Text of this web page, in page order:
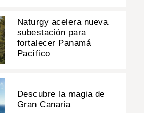
Naturgy acelera nueva
subestación para
fortalecer Panamá
Pacífico
Descubre la magia de
Gran Canaria